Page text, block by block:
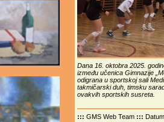
Dana 16. oktobra 2025.
između učenica Gimnazije
odigrana u sportskoj sali
takmičarski duh, timsku
ovakvih sportskih susreta.
::: GMS Web Team :::